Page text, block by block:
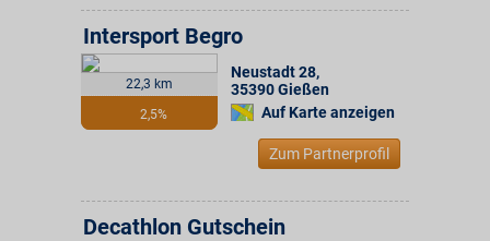
22,3 km
2,5%
Intersport Begro
Neustadt 28,
35390Gießen
Auf Karte anzeigen
Zum Partnerprofil
Decathlon Gutschein